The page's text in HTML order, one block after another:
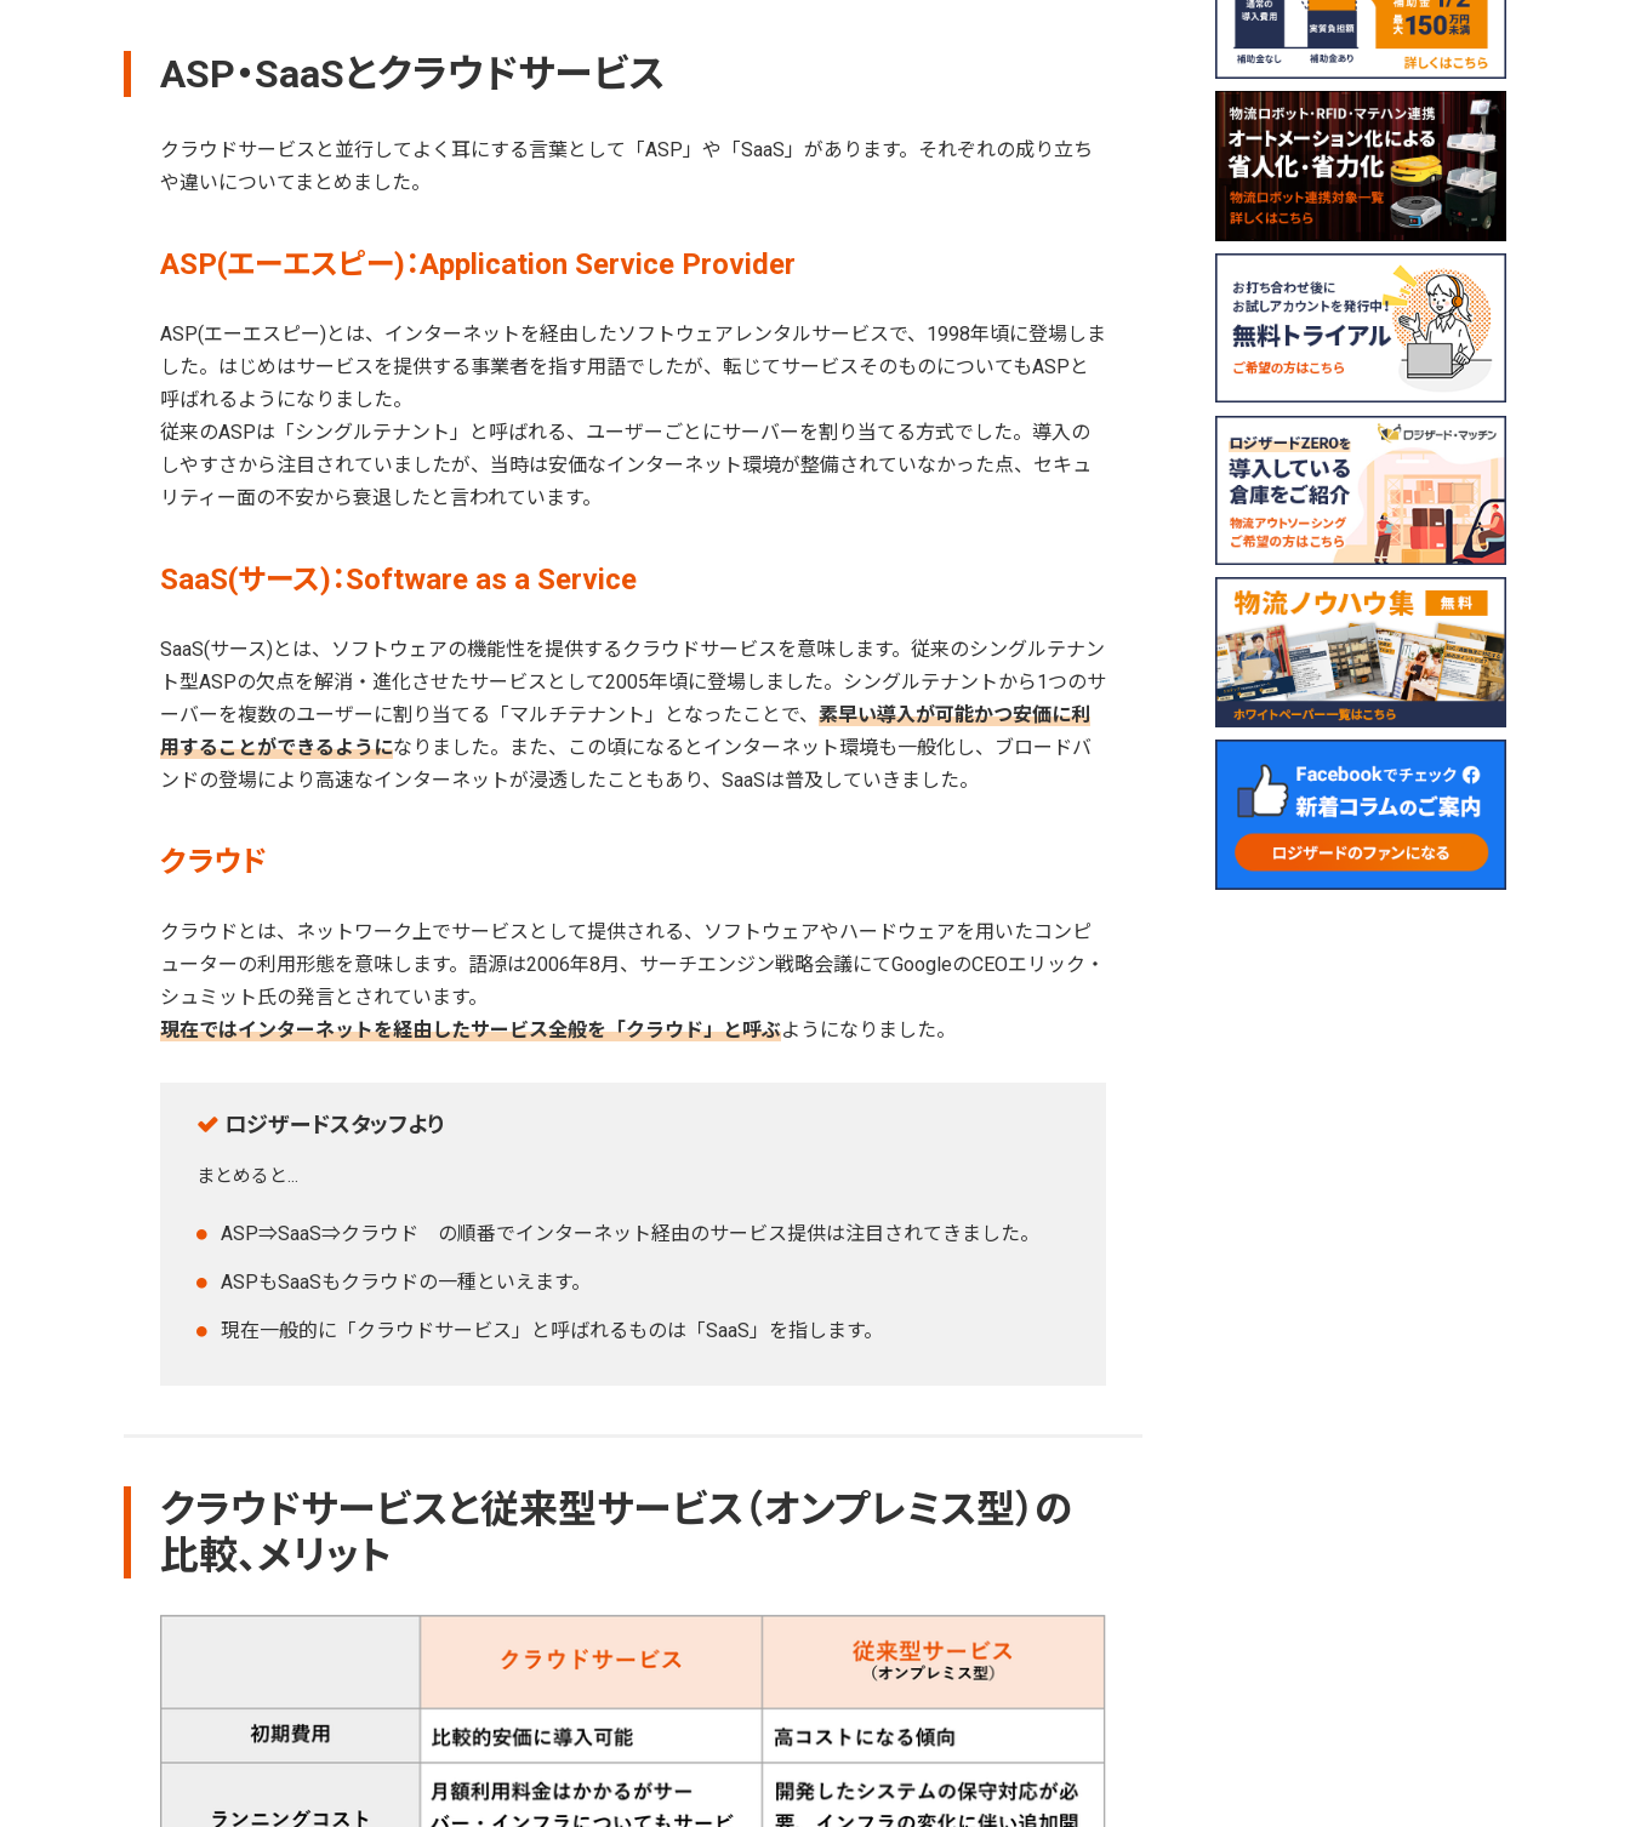
ASP・SaaSとクラウドサービス
クラウドサービスと並行してよく耳にする言葉として「ASP」や「SaaS」があります。それぞれの成り立ち
や違いについてまとめました。
ASP(エーエスピー)：Application Service Provider
ASP(エーエスピー)とは、インターネットを経由したソフトウェアレンタルサービスで、1998年頃に登場しま
した。はじめはサービスを提供する事業者を指す用語でしたが、転じてサービスそのものについてもASPと
呼ばれるようになりました。
従来のASPは「シングルテナント」と呼ばれる、ユーザーごとにサーバーを割り当てる方式でした。導入の
しやすさから注目されていましたが、当時は安価なインターネット環境が整備されていなかった点、セキュ
リティー面の不安から衰退したと言われています。
SaaS(サース)：Software as a Service
SaaS(サース)とは、ソフトウェアの機能性を提供するクラウドサービスを意味します。従来のシングルテナン
ト型ASPの欠点を解消・進化させたサービスとして2005年頃に登場しました。シングルテナントから1つのサ
ーバーを複数のユーザーに割り当てる「マルチテナント」となったことで、 素早い導入が可能かつ安価に利
用することができるようになりました。また、この頃になるとインターネット環境も一般化し、ブロードバ
ンドの登場により高速なインターネットが浸透したこともあり、SaaSは普及していきました。
クラウド
クラウドとは、ネットワーク上でサービスとして提供される、ソフトウェアやハードウェアを用いたコンピ
ューターの利用形態を意味します。語源は2006年8月、サーチエンジン戦略会議にてGoogleのCEOエリック・
シュミット氏の発言とされています。
現在ではインターネットを経由したサービス全般を「クラウド」と呼ぶようになりました。
ロジザードスタッフより
まとめると...
ASP⇒SaaS⇒クラウド の順番でインターネット経由のサービス提供は注目されてきました。
ASPもSaaSもクラウドの一種といえます。
現在一般的に「クラウドサービス」と呼ばれるものは「SaaS」を指します。
クラウドサービスと従来型サービス（オンプレミス型）の
比較、メリット